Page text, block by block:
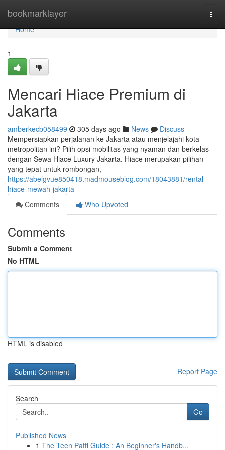
bookmarklayer
Home
Home
1
Mencari Hiace Premium di
Jakarta
amberkecb058499 305 days ago News
Discuss
Mempersiapkan perjalanan ke Jakarta atau menjelajahi kota
metropolitan ini? Pilih opsi mobilitas yang nyaman dan berkelas
dengan Sewa Hiace Luxury Jakarta. Hiace merupakan pilihan
yang tepat untuk rombongan,
https://abelgvue850418.madmouseblog.com/18043881/rental-
hiace-mewah-jakarta
Comments
Who Upvoted
Comments
Submit a Comment
No HTML
HTML is disabled
Report Page
Search
Go
Published News
1 The Teen Patti Guide : An Beginner's Handb...